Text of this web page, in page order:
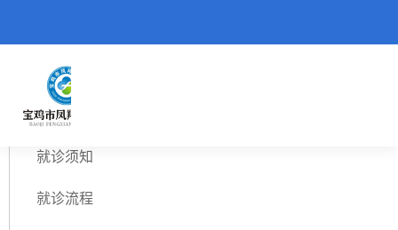
服务流程
就诊须知
就诊流程